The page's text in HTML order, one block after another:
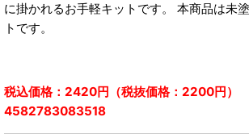
に掛かれるお手軽キットです。 本商品は未
トです。
税込価格：2420円（税抜価格：2200円）
4582783083518